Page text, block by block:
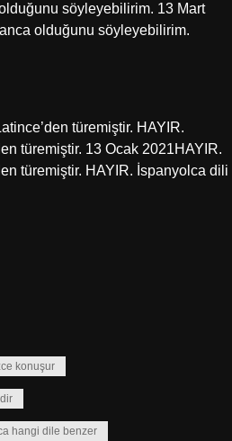
söyleyebilirim. 13 Mart
olduğunu söyleyebilirim.
türemiştir. HAYIR.
türemiştir. 13 Ocak 2021HAYIR.
türemiştir. HAYIR. İspanyolca dili
konuşur
hangi dile benzer